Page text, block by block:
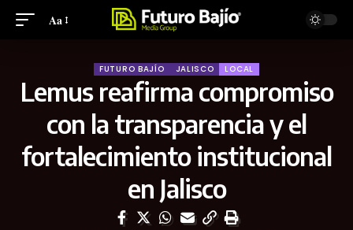
Aa
FUTURO BAJÍO JALISCO LOCAL
Lemus reafirma compromiso
con la transparencia y el
fortalecimiento institucional
en Jalisco